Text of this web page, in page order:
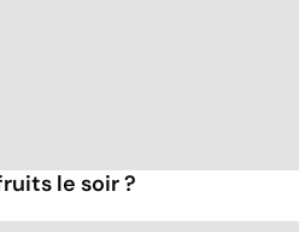
le soir ?